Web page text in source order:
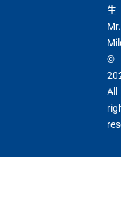
生
Mr.
©
All